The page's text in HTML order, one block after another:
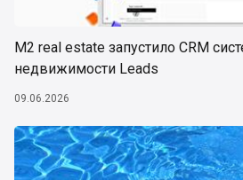
М2 real estate запустило CRM
недвижимости Leads
09.06.2026